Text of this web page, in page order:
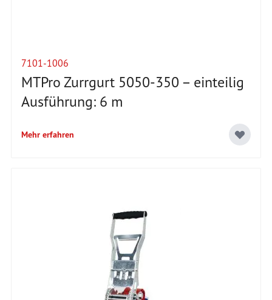
7101-1006
MTPro Zurrgurt 5050-350 – einteilig
Ausführung: 6 m
Mehr erfahren